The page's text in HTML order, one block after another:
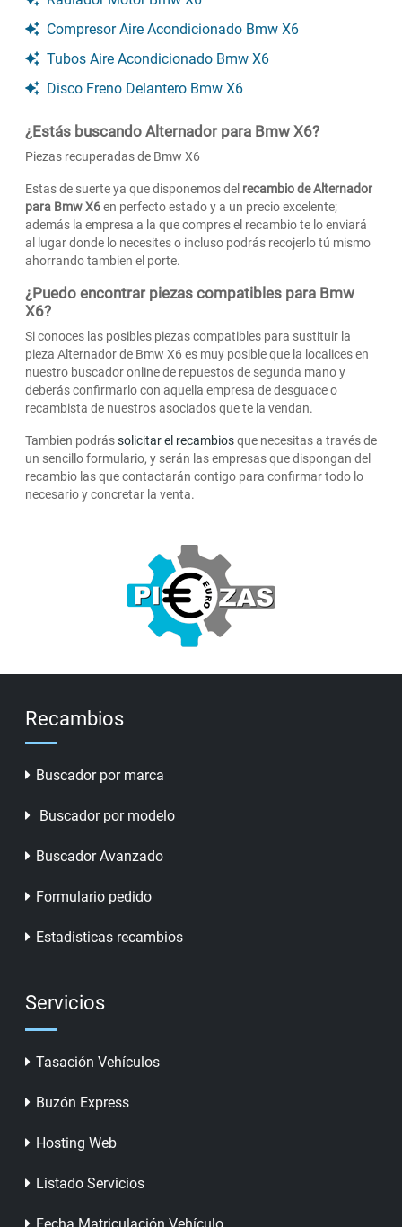
Compresor Aire Acondicionado Bmw X6
Tubos Aire Acondicionado Bmw X6
Disco Freno Delantero Bmw X6
¿Estás buscando Alternador para Bmw X6?
Piezas recuperadas de Bmw X6
Estas de suerte ya que disponemos del recambio de Alternador
para Bmw X6en perfecto estado y a un precio excelente;
además la empresa a la que compres el recambio te lo enviará
al lugar donde lo necesites o incluso podrás recojerlo tú mismo
ahorrando tambien el porte.
¿Puedo encontrar piezas compatibles para Bmw
X6?
Si conoces las posibles piezas compatibles para sustituir la
pieza Alternador de Bmw X6 es muy posible que la localices en
nuestro buscador online de repuestos de segunda mano y
deberás confirmarlo con aquella empresa de desguace o
recambista de nuestros asociados que te la vendan.
Tambien podrássolicitar el recambiosque necesitas a través de
un sencillo formulario, y serán las empresas que dispongan del
recambio las que contactarán contigo para confirmar todo lo
necesario y concretar la venta.
Recambios
Buscador por marca
Buscador por modelo
Buscador Avanzado
Formulario pedido
Estadisticas recambios
Servicios
Tasación Vehículos
Buzón Express
Hosting Web
Listado Servicios